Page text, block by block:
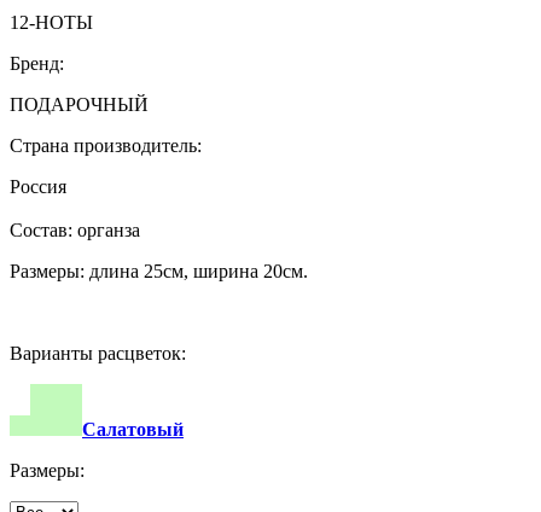
12-НОТЫ
Бренд:
ПОДАРОЧНЫЙ
Страна производитель:
Россия
Состав: органза
Размеры: длина 25см, ширина 20см.
Варианты расцветок:
Салатовый
Размеры: